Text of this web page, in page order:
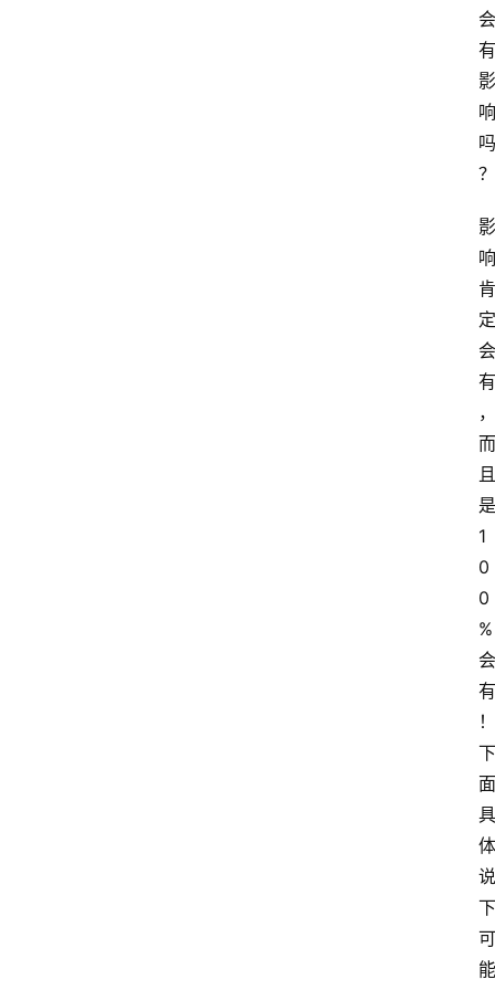
会
有
影
响
吗
？
影
响
肯
定
会
有
，
而
且
是
1
0
0
%
会
有
！
下
面
具
体
说
下
可
能